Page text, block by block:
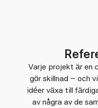
Varje projekt är en
gör skillnad – och
idéer växa till
av några av de